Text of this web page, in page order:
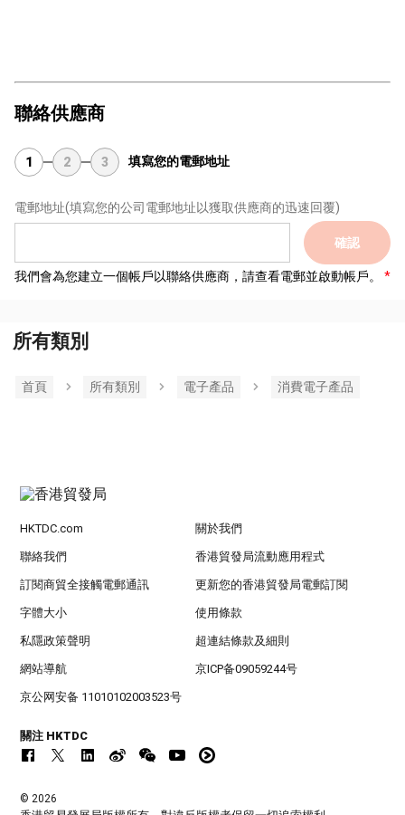
聯絡供應商
1 2 3 填寫您的電郵地址
電郵地址(填寫您的公司電郵地址以獲取供應商的迅速回覆)
確認
我們會為您建立一個帳戶以聯絡供應商，請查看電郵並啟動帳戶。
所有類別
首頁 所有類別 電子產品 消費電子產品
HKTDC.com 關於我們
聯絡我們 香港貿發局流動應用程式
訂閱商貿全接觸電郵通訊 更新您的香港貿發局電郵訂閱
字體大小 使用條款
私隱政策聲明 超連結條款及細則
網站導航 京ICP备09059244号
京公网安备 11010102003523号
關注 HKTDC
© 2026